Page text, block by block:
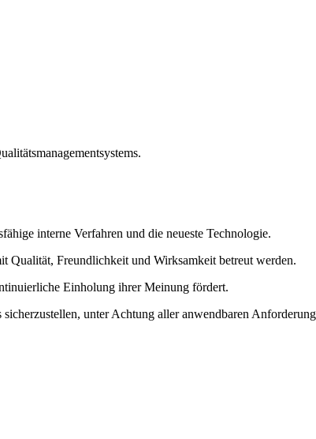
interne Verfahren und die neueste Technologie.
Qualität, Freundlichkeit und Wirksamkeit betreut werden.
Einholung ihrer Meinung fördert.
unter Achtung aller anwendbaren